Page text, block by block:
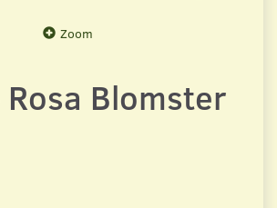
Zoom
Blomster